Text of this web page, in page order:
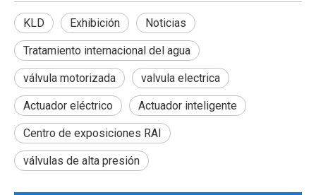
KLD Exhibición Noticias
Tratamiento internacional del agua
válvula motorizada valvula electrica
Actuador eléctrico Actuador inteligente
Centro de exposiciones RAI
válvulas de alta presión
¿Las mejores válvulas de bola eléctricas de 2026 para un control de flujo eficiente?
¿Puede una pequeña válvula hacer que todo un sistema